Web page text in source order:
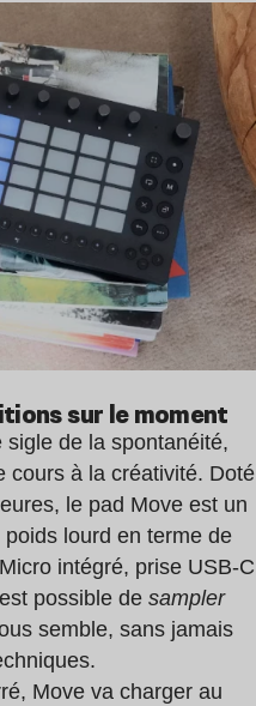
sur le moment
sigle de la spontanéité,
cours à la créativité. Doté
le pad Move est un
lourd en terme de
intégré, prise USB-C
possible de sampler
semble, sans jamais
Move va charger au